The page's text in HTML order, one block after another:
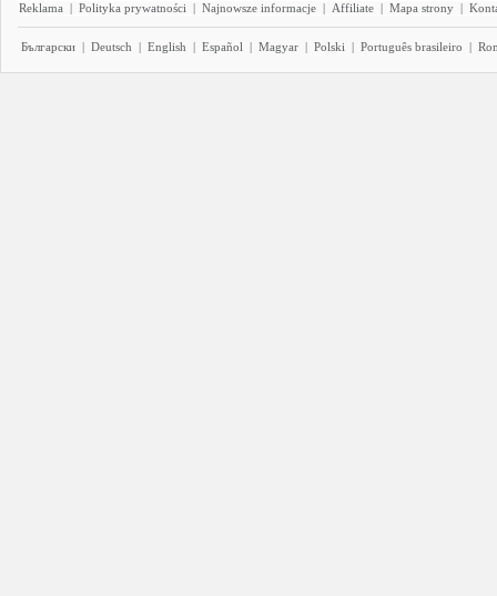
Reklama | Polityka prywatności | Najnowsze informacje | Affiliate | Mapa strony |
Български | Deutsch | English | Español | Magyar | Polski | Português brasileiro |